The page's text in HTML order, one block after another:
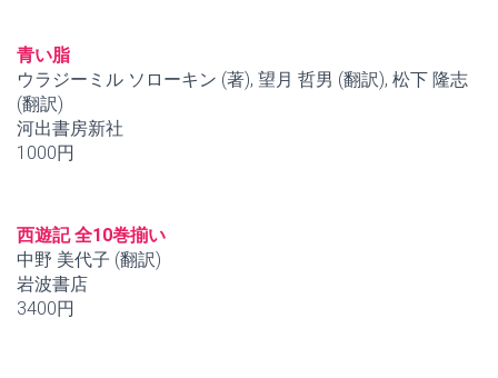
青い脂
ウラジーミル ソローキン (著), 望月 哲男 (翻訳), 松下 隆志
(翻訳)
河出書房新社
1000円
西遊記 全10巻揃い
中野 美代子 (翻訳)
岩波書店
3400円